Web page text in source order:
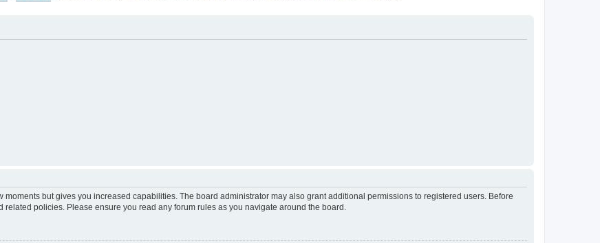
but gives you increased capabilities. The board administrator may also grant additional permissions to registered users. Before
policies. Please ensure you read any forum rules as you navigate around the board.